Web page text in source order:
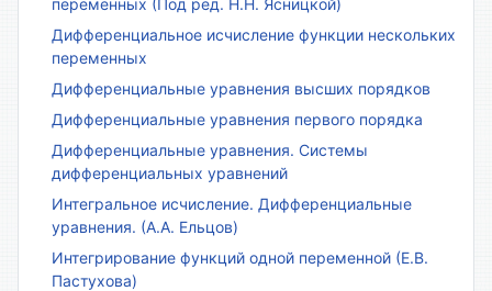
Дифференциальное исчисление функции нескольких
переменных
Дифференциальные уравнения высших порядков
Дифференциальные уравнения первого порядка
Дифференциальные уравнения. Системы
дифференциальных уравнений
Интегральное исчисление. Дифференциальные
уравнения. (А.А. Ельцов)
Интегрирование функций одной переменной (Е.В.
Пастухова)